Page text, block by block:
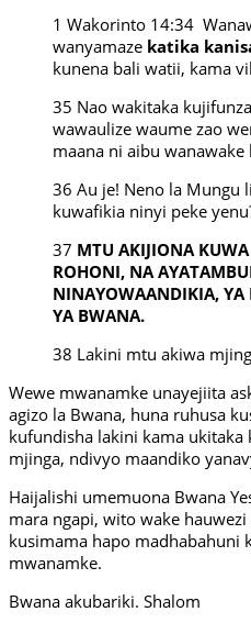
1 Wakorinto 14:34
wanyamaze katika
kunena bali watii, kama
35 Nao wakitaka
wawaulize waume zao
maana ni aibu wanawake
36 Au je! Neno la Mungu
kuwafikia ninyi peke
37 MTU AKIJIONA
ROHONI, NA
NINAYOWAANDIKIA,
YA BWANA.
38 Lakini mtu akiwa
Wewe mwanamke unayejiita
agizo la Bwana, huna ruhusa
kufundisha lakini kama ukitaka
mjinga, ndivyo maandiko
Haijalishi umemuona Bwana
mara ngapi, wito wake
kusimama hapo madhabahuni
mwanamke.
Bwana akubariki. Shalom